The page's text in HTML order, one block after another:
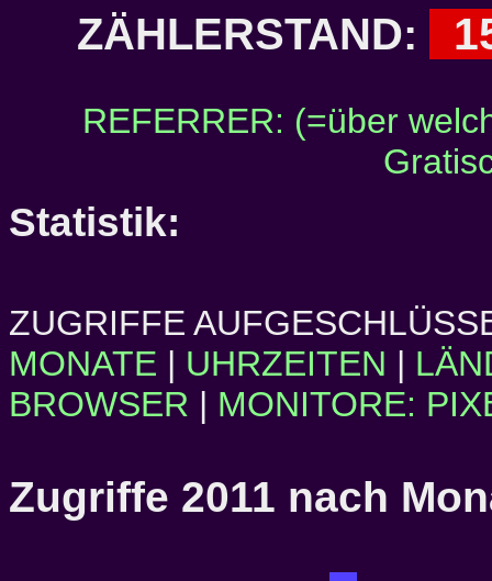
ZÄHLERSTAND:
REFERRER: (=über
Statistik:
ZUGRIFFE
MONATE | UHRZEITEN |
BROWSER | MONITORE:
Zugriffe 2011 nach